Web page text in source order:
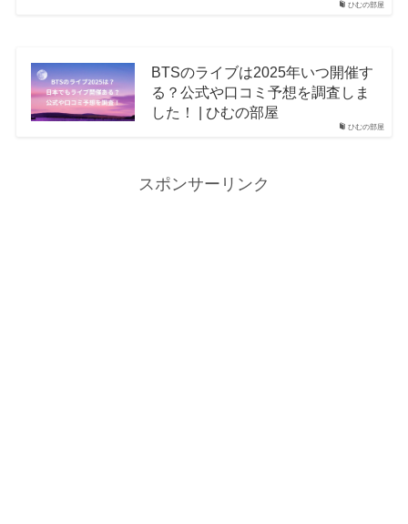
ひむの部屋
ひむの部屋
BTSのライブは2025年いつ開催す
る？公式や口コミ予想を調査しま
した！ | ひむの部屋
スポンサーリンク